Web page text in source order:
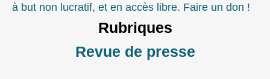
à but non lucratif, et en accès libre. Faire un don !
Rubriques
Revue de presse